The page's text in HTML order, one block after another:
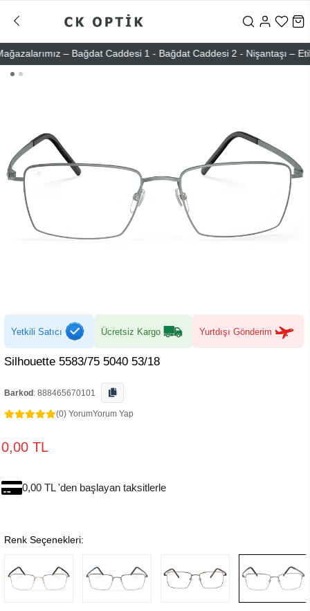
– Bağdat Caddesi 1 - Bağdat Caddesi 2 - Nişantaşı – Etiler
Yetkili Satıcı Ücretsiz Kargo Yurtdışı Gönderim
Silhouette 5583/75 5040 53/18
Barkod : 888465670101
(0) YorumYorum Yap
0,00 TL
0,00 TL 'den başlayan taksitlerle
Renk Seçenekleri: